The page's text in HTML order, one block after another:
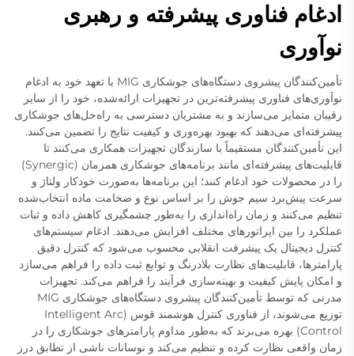
ادغام فناوری پیشرفته و رهبری
نوآوری
تأمین‌کنندگان پیشروی دستگاه‌های جوشکاری MIG با تعهد خود به ادغام
نوآوری‌های فناوری پیشرفته‌ترین در تجهیزات ارائه‌شده، خود را از سایر
رقیبان متمایز می‌سازند و به مشتریان دسترسی به راه‌حل‌های جوشکاری
پیشرفته‌ای می‌دهند که بهبود بهره‌وری و کیفیت نتایج را تضمین می‌کنند.
این تأمین‌کنندگان مستقیماً با سازندگان تجهیزات همکاری می‌کنند تا
قابلیت‌های پیشرفته‌ای مانند برنامه‌های جوشکاری همزمان (Synergic)
را در محصولات خود ادغام کنند؛ این برنامه‌ها به‌صورت خودکار ولتاژ و
سرعت پیش‌برد سیم جوش را بر اساس نوع و ضخامت ماده انتخاب‌شده
تنظیم می‌کنند و زمان راه‌اندازی را به‌طور چشمگیری کاهش داده و ثبات
عملکرد را بین اپراتورهای مختلف افزایش می‌دهند. ادغام سیستم‌های
کنترل دیجیتال یک پیشرفت انقلابی محسوب می‌شود که کنترل دقیق
پارامترها، قابلیت‌های نظارت بلادرنگ و توابع ثبت داده را فراهم می‌سازد
و امکان پایش کیفیت و بهینه‌سازی فرآیند را فراهم می‌کند. تجهیزات
مدرنی که توسط تأمین‌کنندگان پیشروی دستگاه‌های جوشکاری MIG
توزیع می‌شوند، از فناوری کنترل هوشمند قوس (Intelligent Arc
Control) بهره می‌برند که به‌طور مداوم پارامترهای جوشکاری را در
زمان واقعی نظارت کرده و تنظیم می‌کند و نوسانات ناشی از تطابق درز